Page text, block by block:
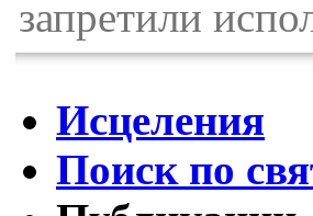
запретили
Исцеления
Поиск по